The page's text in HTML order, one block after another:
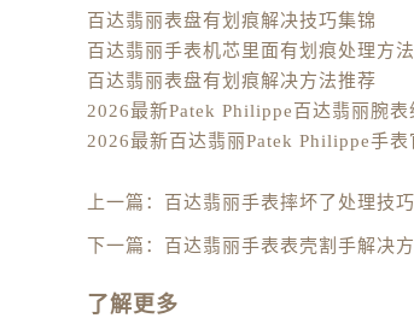
辽宁省辽阳市白塔区
辽宁省盘锦市兴隆台
辽宁省铁岭市银州区
辽宁省营口市站前区
辽宁省沈阳市沈河区
北京市东城区东长安
百达翡丽表盘有划痕解决技巧集锦
百达翡丽手表机芯里面有划痕处理方
百达翡丽表盘有划痕解决方法推荐
上一篇： 百达翡丽手表摔坏了处理技
下一篇： 百达翡丽手表表壳割手解决
了解更多